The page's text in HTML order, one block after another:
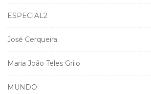
ESPECIAL2
José Cerqueira
Maria João Teles Grilo
MUNDO